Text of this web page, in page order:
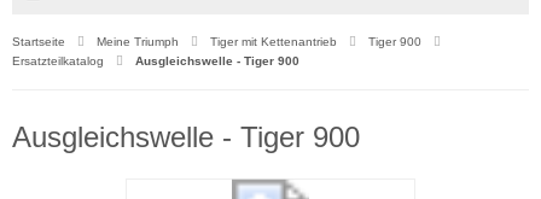
Startseite Meine Triumph Tiger mit Kettenantrieb
Tiger 900
Ersatzteilkatalog
Ausgleichswelle - Tiger 900
Ausgleichswelle - Tiger 900